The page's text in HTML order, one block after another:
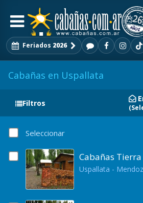
Feriados 2026
Cabañas en Uspallata
Filtros
Seleccionar
Cabañas
Uspallata -